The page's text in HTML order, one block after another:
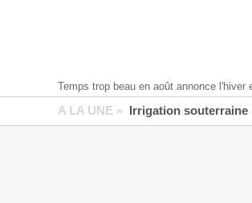
Temps trop beau en août annonce l'hiver
A LA UNE » Irrigation souterraine